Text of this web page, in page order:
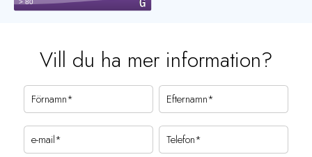
Vill du ha mer information?